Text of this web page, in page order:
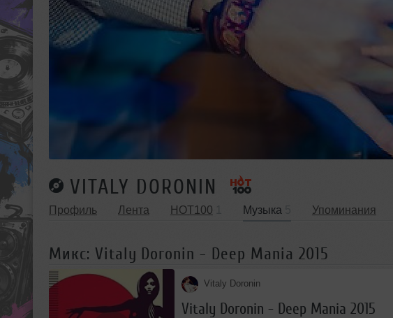
VITALY DORONIN
Профиль Лента HOT100 Музыка Упоминания
Микс: Vitaly Doronin - Deep Mania 2015
Vitaly Doronin
Vitaly Doronin - Deep Mania 2015